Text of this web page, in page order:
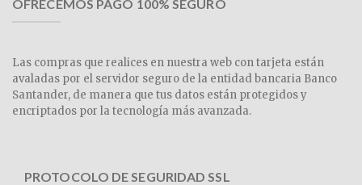
OFRECEMOS PAGO 100% SEGURO
Las compras que realices en nuestra web con tarjeta están
avaladas por el servidor seguro de la entidad bancaria Banco
Santander, de manera que tus datos están protegidos y
encriptados por la tecnología más avanzada.
PROTOCOLO DE SEGURIDAD SSL